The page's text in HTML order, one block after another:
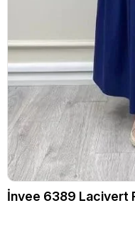
İnvee 6389 Lacivert